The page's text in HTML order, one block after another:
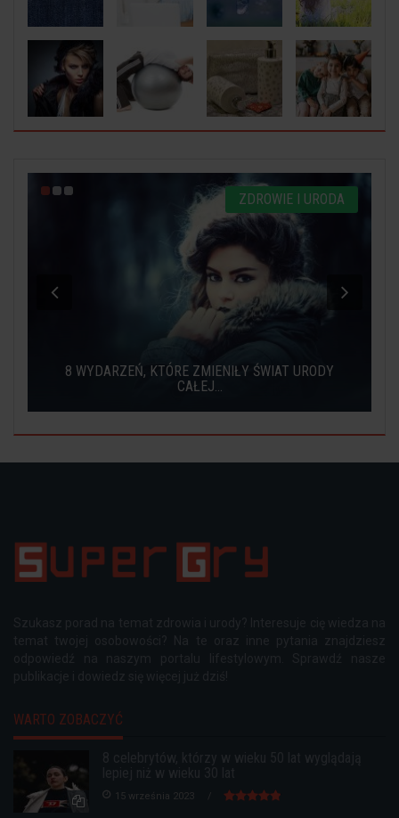
ZDROWIE I URODA
UBRANIA, KTÓRE UKRYWAJĄ BRZUCH I BOCZKI:
LISTA...
WARTO ZOBACZYĆ
15 września 2023